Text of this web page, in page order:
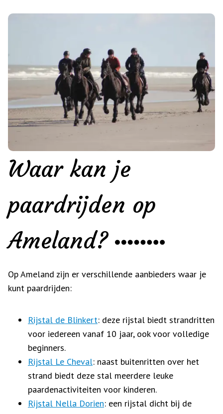
Waar kan je
paardrijden op
Ameland?
Op Ameland zijn er verschillende aanbieders waar je
kunt paardrijden:
Rijstal de Blinkert: deze rijstal biedt strandritten
voor iedereen vanaf 10 jaar, ook voor volledige
beginners.
Rijstal Le Cheval: naast buitenritten over het
strand biedt deze stal meerdere leuke
paardenactiviteiten voor kinderen.
Rijstal Nella Dorien: een rijstal dicht bij de